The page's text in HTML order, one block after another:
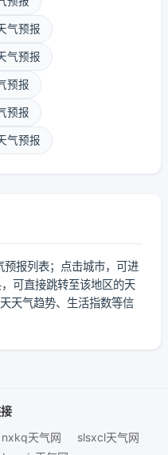
气预报
气预报
预报
预报
气预报
预报列表；点击城市，可进
可直接跳转至该地区的天
天气趋势、生活指数等信
nxkq天气网
slsxcl天气网